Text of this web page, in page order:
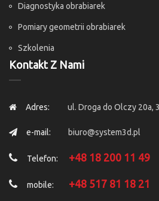
Diagnostyka obrabiarek
Pomiary geometrii obrabiarek
Szkolenia
Kontakt Z Nami
Adres: ul. Droga do Olczy 20a,
e-mail: biuro@system3d.pl
Telefon: +48 18 200 11 49
mobile: +48 517 81 18 21